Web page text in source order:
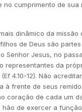
cumprimento de
dinâmico da
de Deus são
Senhor Jesus, no
representantes da
4.10-12). Não
à frente de seus
coração de cada um
de exercer a